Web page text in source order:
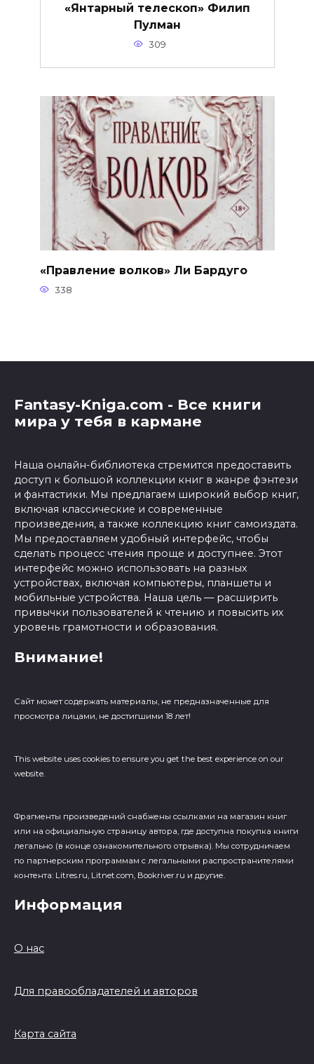
«Янтарный телескоп» Филип
Пулман
309
«Правление волков» Ли Бардуго
338
Fantasy-Kniga.com - Все книги
мира у тебя в кармане
Наша онлайн-библиотека стремится предоставить
доступ к большой коллекции книг в жанре фэнтези
и фантастики. Мы предлагаем широкий выбор книг,
включая классические и современные
произведения, а также коллекцию книг самоиздата.
Мы предоставляем удобный интерфейс, чтобы
сделать процесс чтения проще и доступнее. Этот
интерфейс можно использовать на разных
устройствах, включая компьютеры, планшеты и
мобильные устройства. Наша цель — расширить
привычки пользователей к чтению и повысить их
уровень грамотности и образования.
Внимание!
Сайт может содержать материалы, не предназначенные для
просмотра лицами, не достигшими 18 лет!
This website uses cookies to ensure you get the best experience on our
website.
Фрагменты произведений cнабжены ссылками на магазин книг
или на официальную страницу автора, где доступна покупка книги
легально (в конце ознакомительного отрывка). Мы сотрудничаем
по партнерским программам с легальными распространителями
контента: Litres.ru, Litnet.com, Bookriver.ru и другие.
Информация
О нас
Для правообладателей и авторов
Карта сайта